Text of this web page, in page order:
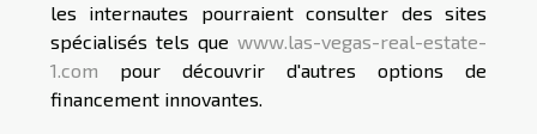
les internautes pourraient consulter des sites
spécialisés tels que www.las-vegas-real-estate-
1.com pour découvrir d'autres options de
financement innovantes.